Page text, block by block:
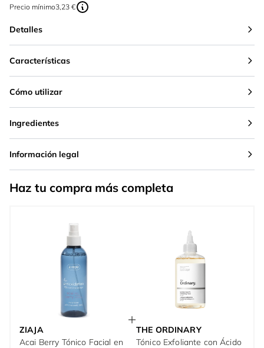
Precio mínimo3,23 €
Detalles
Características
Cómo utilizar
Ingredientes
Información legal
Haz tu compra más completa
ZIAJA
Acai Berry Tónico Facial en
THE ORDINARY
Tónico Exfoliante con Ácido